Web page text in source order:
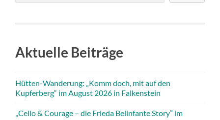
Aktuelle Beiträge
Hütten-Wanderung: „Komm doch, mit auf den
Kupferberg“ im August 2026 in Falkenstein
„Cello & Courage – die Frieda Belinfante Story” im